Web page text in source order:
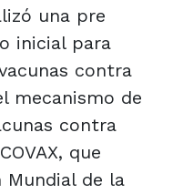
una pre
inicial para
contra
mecanismo de
contra
que
Mundial de la